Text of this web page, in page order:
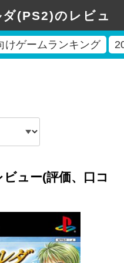
(PS2)のレビュ
けゲームランキング
ュー(評価、口コ